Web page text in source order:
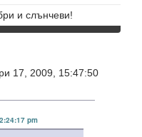
и слънчеви!
17, 2009, 15:47:50
pm